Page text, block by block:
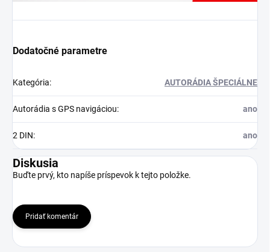
Dodatočné parametre
Kategória: AUTORÁDIA ŠPECIÁLNE
Autorádia s GPS navigáciou: ano
2 DIN: ano
Diskusia
Buďte prvý, kto napíše príspevok k tejto položke.
Pridať komentár